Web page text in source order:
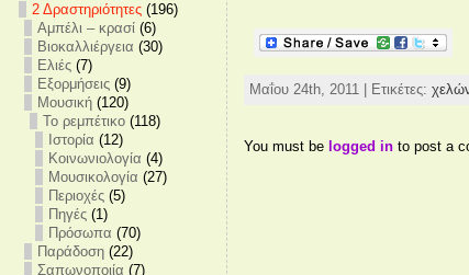
2 Δραστηριότητες(196)
Αμπέλι – κρασί(6)
Βιοκαλλιέργεια (30)
Ελιές(7)
Εξορμήσεις(9)
Μουσική(120)
Το ρεμπέτικο(118)
Ιστορία (12)
Κοινωνιολογία (4)
Μουσικολογία (27)
Περιοχές(5)
Πηγές(1)
Πρόσωπα (70)
Παράδοση(22)
Σαπωνοποιία (7)
Μαΐου 24th, 2011 | Ετικέτες:
You must be logged into post a